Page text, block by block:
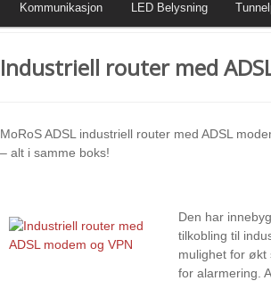
Kommunikasjon LED Belysning
Industriell router med
MoRoS ADSL industriell router med ADSL
– alt i samme boks!
Den har
tilkobling til
mulighet for økt
for alarmering.